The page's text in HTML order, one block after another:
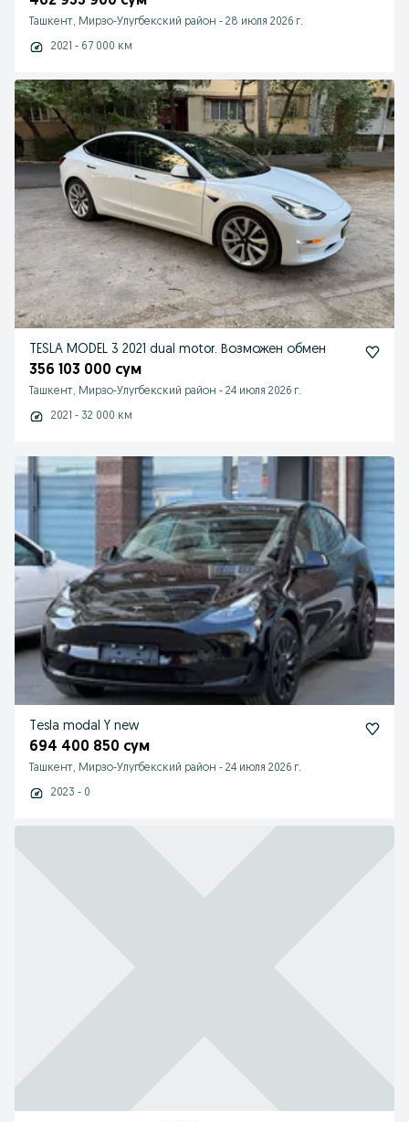
Ташкент, Мирзо-Улугбекский район - 28 июля 2026 г.
2021 - 67 000 км
TESLA MODEL 3 2021 dual motor. Возможен обмен
356 103 000 сум
Ташкент, Мирзо-Улугбекский район - 24 июля 2026 г.
2021 - 32 000 км
Tesla modal Y new
694 400 850 сум
Ташкент, Мирзо-Улугбекский район - 24 июля 2026 г.
2023 - 0